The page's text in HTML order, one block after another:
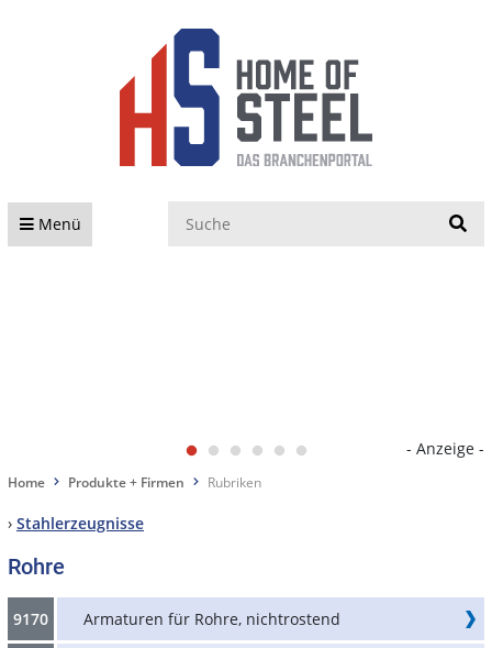
Menü
- Anzeige -
Home Produkte + Firmen Rubriken
› Stahlerzeugnisse
Rohre
9170 Armaturen für Rohre, nichtrostend